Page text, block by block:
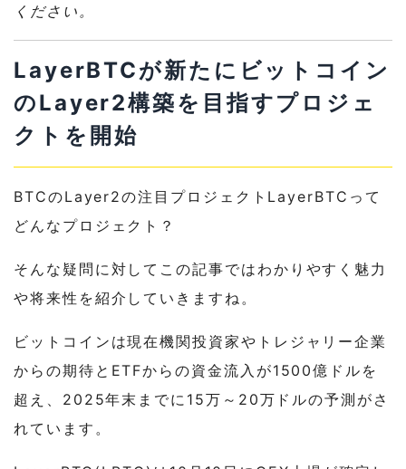
ください。
LayerBTCが新たにビットコイン
のLayer2構築を目指すプロジェ
クトを開始
BTCのLayer2の注目プロジェクトLayerBTCって
どんなプロジェクト？
そんな疑問に対してこの記事ではわかりやすく魅力
や将来性を紹介していきますね。
ビットコインは現在機関投資家やトレジャリー企業
からの期待とETFからの資金流入が1500億ドルを
超え、2025年末までに15万～20万ドルの予測がさ
れています。